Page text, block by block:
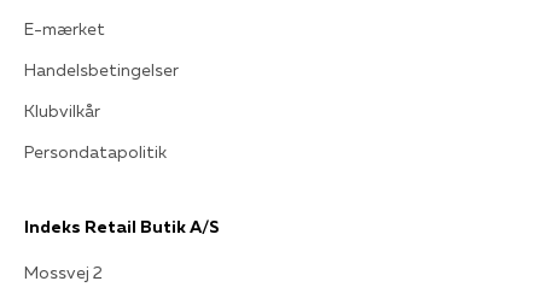
E-mærket
Handelsbetingelser
Klubvilkår
Persondatapolitik
Indeks Retail Butik A/S
Mossvej 2